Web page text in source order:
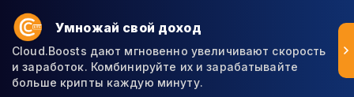
Умножай свой доход
Cloud.Boosts дают мгновенно увеличивают скорость
и заработок. Комбинируйте их и зарабатывайте
больше крипты каждую минуту.